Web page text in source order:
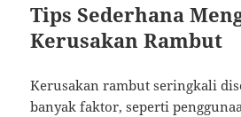
Tips Sederhana
Kerusakan Rambut
Kerusakan rambut seringkali
banyak faktor, seperti